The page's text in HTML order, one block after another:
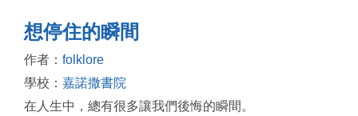
想停住的瞬間
作者： folklore
學校： 嘉諾撒書院
在人生中，總有很多讓我們後悔的瞬間。